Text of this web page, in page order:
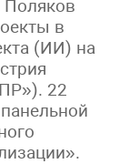
Поляков
в
(ИИ) на
22